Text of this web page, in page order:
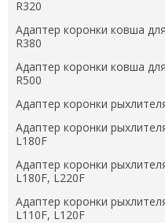
R320
Адаптер коронки ковша
R380
Адаптер коронки ковша
R500
Адаптер коронки
Адаптер коронки
L180F
Адаптер коронки
L180F, L220F
Адаптер коронки
L110F, L120F